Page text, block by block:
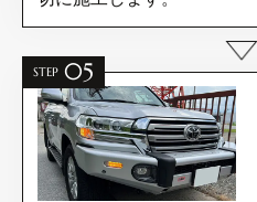
STEP 05